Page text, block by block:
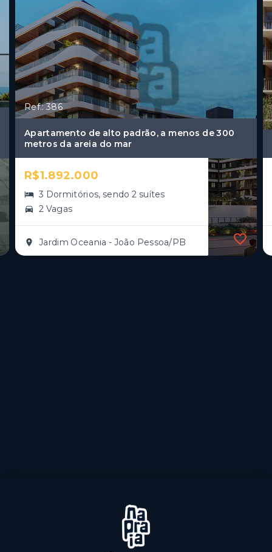
Ref.: 386
Apartamento de alto padrão, a menos de 300
metros da areia do mar
R$1.892.000
3 Dormitórios, sendo 2 suítes
2 Vagas
Jardim Oceania - João Pessoa/PB